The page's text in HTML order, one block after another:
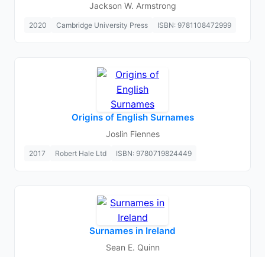
Jackson W. Armstrong
2020 Cambridge University Press ISBN: 9781108472999
Origins of English Surnames
Joslin Fiennes
2017 Robert Hale Ltd ISBN: 9780719824449
Surnames in Ireland
Sean E. Quinn